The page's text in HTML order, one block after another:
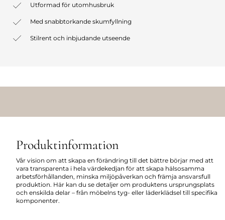
Utformad för utomhusbruk
Med snabbtorkande skumfyllning
Stilrent och inbjudande utseende
Produktinformation
Vår vision om att skapa en förändring till det bättre börjar med att
vara transparenta i hela värdekedjan för att skapa hälsosamma
arbetsförhållanden, minska miljöpåverkan och främja ansvarsfull
produktion. Här kan du se detaljer om produktens ursprungsplats
och enskilda delar – från möbelns tyg- eller läderklädsel till specifika
komponenter.